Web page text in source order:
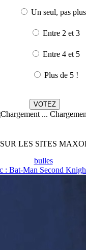
Un seul, pas
Entre 2 et 3
Entre 4 et 5
Plus de 5 !
SUR LES SITES
bulles
: Bat-Man Second